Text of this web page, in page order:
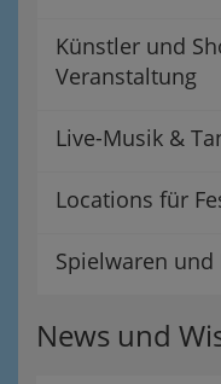
Künstler und
Veranstaltung
Live-Musik &
Locations für
Spielwaren
News und